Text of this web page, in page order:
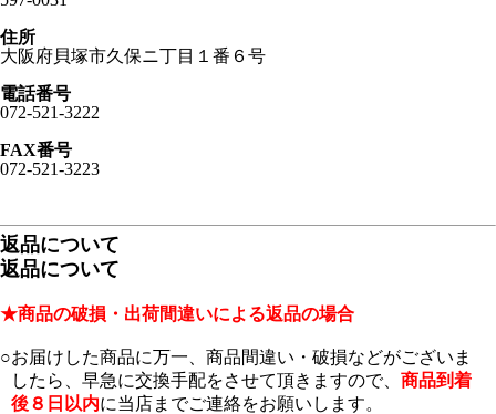
住所
大阪府貝塚市久保ニ丁目１番６号
電話番号
072-521-3222
FAX番号
072-521-3223
返品について
返品について
★商品の破損・出荷間違いによる返品の場合
○お届けした商品に万一、商品間違い・破損などがございま
したら、早急に交換手配をさせて頂きますので、 商品到着
後８日以内に当店までご連絡をお願いします。